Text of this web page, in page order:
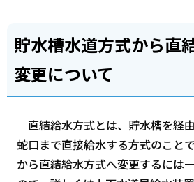
貯水槽水道方式から直
変更について
直結給水方式とは、貯水槽を経
蛇口まで直接給水する方式のこと
から直結給水方式へ変更するには